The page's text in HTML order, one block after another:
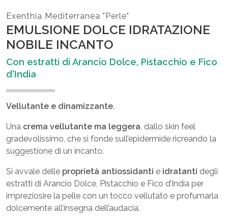
Exenthia Mediterranea "Perle"
EMULSIONE DOLCE IDRATAZIONE
NOBILE INCANTO
Con estratti di Arancio Dolce, Pistacchio e Fico
d'India
Vellutante e dinamizzante.
Una crema vellutante ma leggera, dallo skin feel
gradevolissimo, che si fonde sull’epidermide ricreando la
suggestione di un incanto.
Si avvale delle proprietà antiossidanti e idratanti degli
estratti di Arancio Dolce, Pistacchio e Fico d’India per
impreziosire la pelle con un tocco vellutato e profumarla
dolcemente all’insegna dell’audacia.